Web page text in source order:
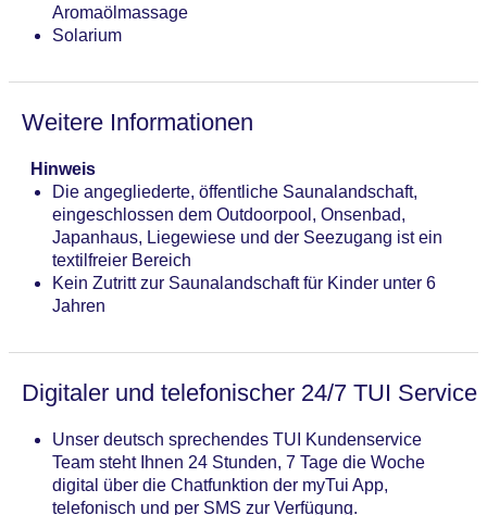
Aromaölmassage
Solarium
Weitere Informationen
Hinweis
Die angegliederte, öffentliche Saunalandschaft,
eingeschlossen dem Outdoorpool, Onsenbad,
Japanhaus, Liegewiese und der Seezugang ist ein
textilfreier Bereich
Kein Zutritt zur Saunalandschaft für Kinder unter 6
Jahren
Digitaler und telefonischer 24/7 TUI Service
Unser deutsch sprechendes TUI Kundenservice
Team steht Ihnen 24 Stunden, 7 Tage die Woche
digital über die Chatfunktion der myTui App,
telefonisch und per SMS zur Verfügung.